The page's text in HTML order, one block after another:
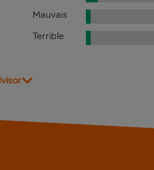
Mauvais
Terrible